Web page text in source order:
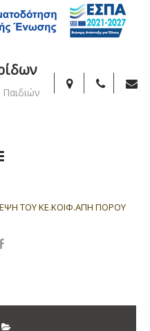
Παιδιών
ΤΟΥ ΚΕ.ΚΟΙΦ.ΑΠΗ ΠΟΡΟΥ